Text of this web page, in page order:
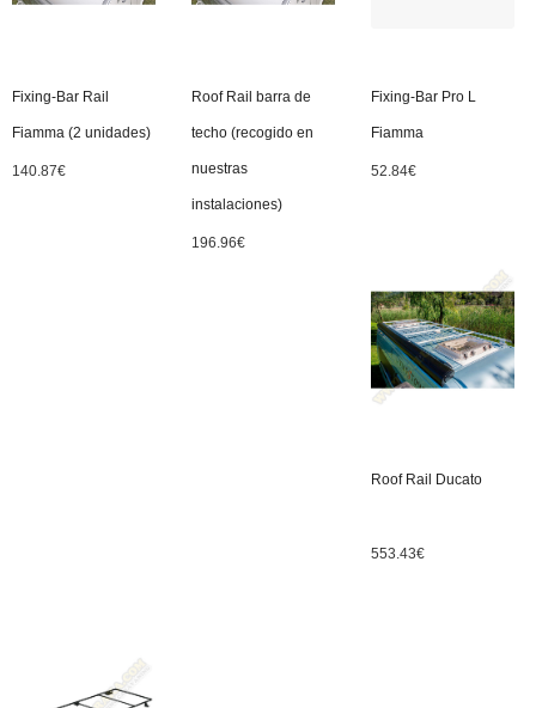
Fixing-Bar Rail
Fiamma (2 unidades)
140.87€
Roof Rail barra de
techo (recogido en
nuestras
instalaciones)
196.96€
Fixing-Bar Pro L
Fiamma
52.84€
Roof Rail Ducato
553.43€